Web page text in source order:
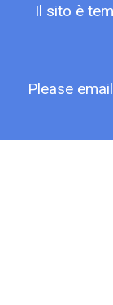
Il sito è
Please email